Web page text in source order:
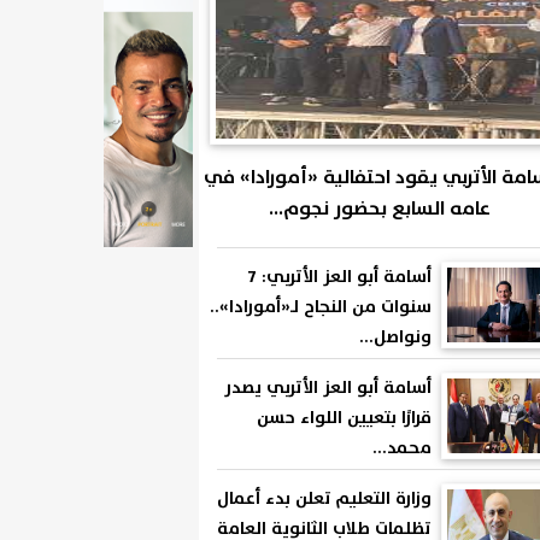
الأتربي يقود احتفالية «أمورادا» في
عامه السابع بحضور نجوم...
أسامة أبو العز الأتربي: 7
سنوات من النجاح لـ«أمورادا»..
ونواصل...
أسامة أبو العز الأتربي يصدر
قرارًا بتعيين اللواء حسن
محمد...
وزارة التعليم تعلن بدء أعمال
تظلمات طلاب الثانوية العامة